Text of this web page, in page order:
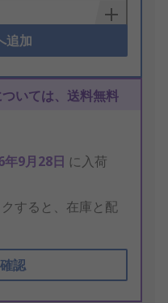
追加
いては、送料無料
年9月28日 に入荷
すると、在庫と配
認